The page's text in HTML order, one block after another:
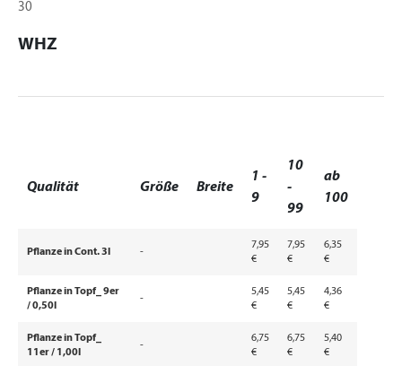
30
WHZ
Qualität Größe Breite
1 -
9
10
-
99
ab
100
Pflanze in Cont. 3l -
7,95
€
7,95
€
6,35
€
Pflanze in Topf_ 9er
/ 0,50l
-
5,45
€
5,45
€
4,36
€
Pflanze in Topf_
11er / 1,00l
-
6,75
€
6,75
€
5,40
€